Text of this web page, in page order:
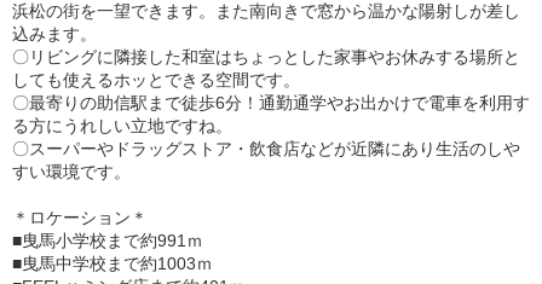
浜松の街を一望できます。また南向きで窓から温かな陽射しが差し
込みます。
〇リビングに隣接した和室はちょっとした家事やお休みする場所と
しても使えるホッとできる空間です。
〇最寄りの助信駅まで徒歩6分！通勤通学やお出かけで電車を利用す
る方にうれしい立地ですね。
〇スーパーやドラッグストア・飲食店などが近隣にあり生活のしや
すい環境です。
＊ロケーション＊
■曳馬小学校まで約991ｍ
■曳馬中学校まで約1003ｍ